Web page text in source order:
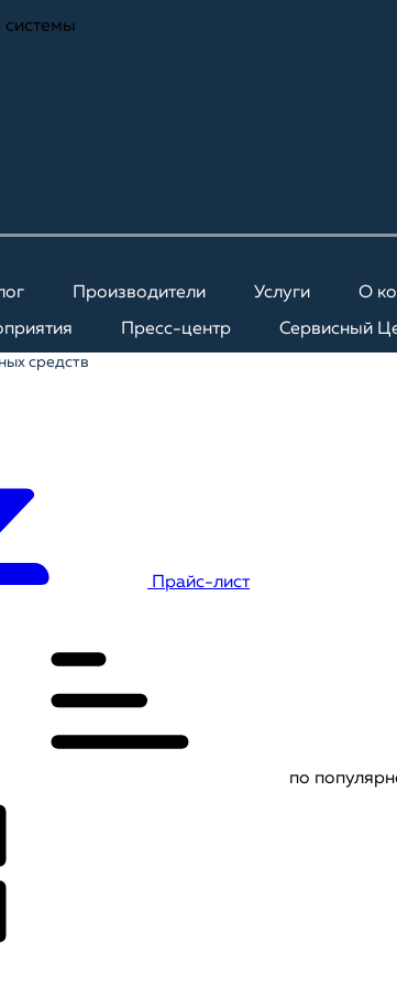
Производители Услуги О
Пресс-центр Сервисный
системы
средств
Прайс-лист
по